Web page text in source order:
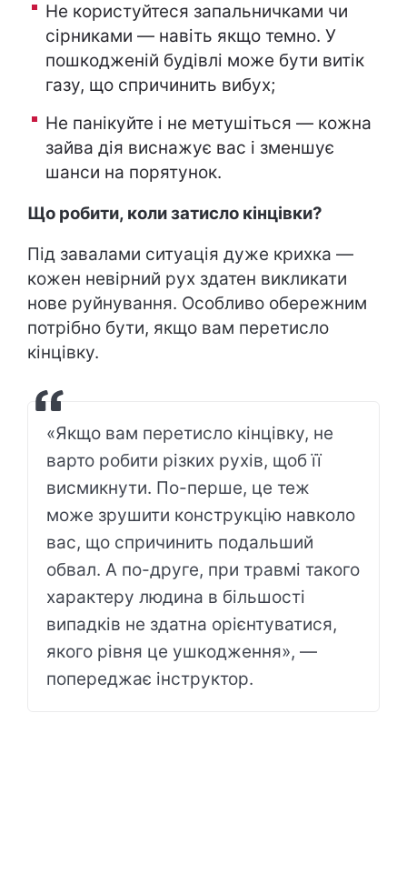
Не користуйтеся запальничками чи
сірниками — навіть якщо темно. У
пошкодженій будівлі може бути витік
газу, що спричинить вибух;
Не панікуйте і не метушіться — кожна
зайва дія виснажує вас і зменшує
шанси на порятунок.
Що робити, коли затисло кінцівки?
Під завалами ситуація дуже крихка —
кожен невірний рух здатен викликати
нове руйнування. Особливо обережним
потрібно бути, якщо вам перетисло
кінцівку.
«Якщо вам перетисло кінцівку, не
варто робити різких рухів, щоб її
висмикнути. По-перше, це теж
може зрушити конструкцію навколо
вас, що спричинить подальший
обвал. А по-друге, при травмі такого
характеру людина в більшості
випадків не здатна орієнтуватися,
якого рівня це ушкодження», —
попереджає інструктор.